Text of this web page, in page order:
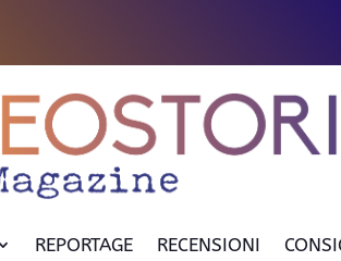
REPORTAGE RECENSIONI